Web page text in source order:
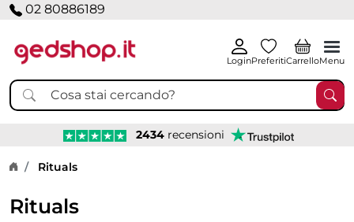
02 80886189
LoginPreferitiCarrelloMenu
2434 recensioni
Home page
Rituals
Rituals